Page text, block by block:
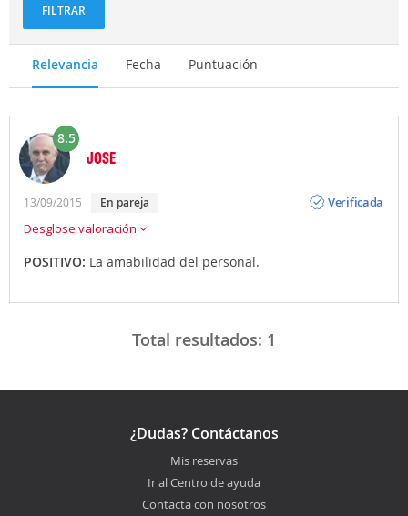
FILTRAR
Relevancia Fecha Puntuación
8.5
JOSE
13/09/2015 En pareja
Verificada
Desglose valoración
POSITIVO: La amabilidad del personal.
Total resultados: 1
¿Dudas? Contáctanos
Mis reservas
Ir al Centro de ayuda
Contacta con nosotros